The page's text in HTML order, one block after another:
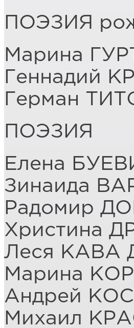
ПОЭЗИЯ
Марина
Геннадий
Герман
ПОЭЗИЯ
Елена
Зинаида
Радомир
Христина
Леся КАВА
Марина
Андрей
Михаил